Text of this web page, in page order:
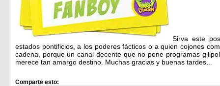
Sirva este
estados pontificios, a los poderes fácticos o a quien cojones
cadena, porque un canal decente que no pone programas
merece tan amargo destino. Muchas gracias y buenas tardes…
Comparte esto: